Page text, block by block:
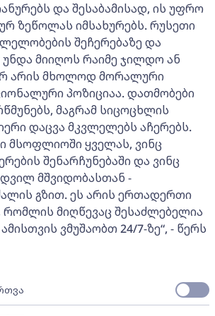
და შესაბამისად, ის უფრო
ზეწოლას იმსახურებს. რუსეთი
შეჩერებაზე და
უნდა მიიღოს რაიმე ჯილდო ან
არის მხოლოდ მორალური
პოზიციაა. დათმობები
მაგრამ სიცოცხლის
დაცვა მკვლელებს აჩერებს.
მსოფლიოში ყველას, ვინც
შენარჩუნებაში და ვინც
მშვიდობასთან -
გზით. ეს არის ერთადერთი
რომლის მიღწევაც შესაძლებელია
ვმუშაობთ 24/7-ზე“, - წერს